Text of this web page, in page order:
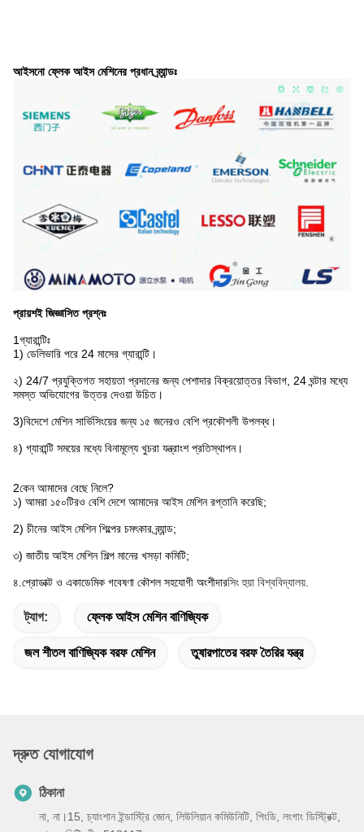
আইসনো ফ্লেক আইস মেশিনের প্রধান ব্র্যান্ডঃ
প্রায়শই জিজ্ঞাসিত প্রশ্নঃ
1গ্যারান্টিঃ
1) ডেলিভারি পরে 24 মাসের গ্যারান্টি।
২) 24/7 প্রযুক্তিগত সহায়তা প্রদানের জন্য পেশাদার বিক্রয়োত্তর বিভাগ, 24 ঘন্টার মধ্যে
সমস্ত অভিযোগের উত্তর দেওয়া উচিত।
3)বিদেশে মেশিন সার্ভিসিংয়ের জন্য ১৫ জনেরও বেশি প্রকৌশলী উপলব্ধ।
৪) গ্যারান্টি সময়ের মধ্যে বিনামূল্যে খুচরা যন্ত্রাংশ প্রতিস্থাপন।
2কেন আমাদের বেছে নিলে?
১) আমরা ১৫০টিরও বেশি দেশে আমাদের আইস মেশিন রপ্তানি করেছি;
2) চীনের আইস মেশিন শিল্পের চমৎকার ব্র্যান্ড;
৩) জাতীয় আইস মেশিন শিল্প মানের খসড়া কমিটি;
৪.প্রোডাক্ট ও একাডেমিক গবেষণা কৌশল সহযোগী অংশীদারসিং হুয়া বিশ্ববিদ্যালয়
ট্যাগ: ফ্লেক আইস মেশিন বাণিজ্যিক
জল শীতল বাণিজ্যিক বরফ মেশিন তুষারপাতের বরফ তৈরির যন্ত্র
দ্রুত যোগাযোগ
ঠিকানা
না, না।15, চ্যাংশান ইন্ডাস্ট্রি জোন, লিউলিয়ান কমিউনিটি, পিংডি, লংগাং ডিস্ট্রিক্ট,